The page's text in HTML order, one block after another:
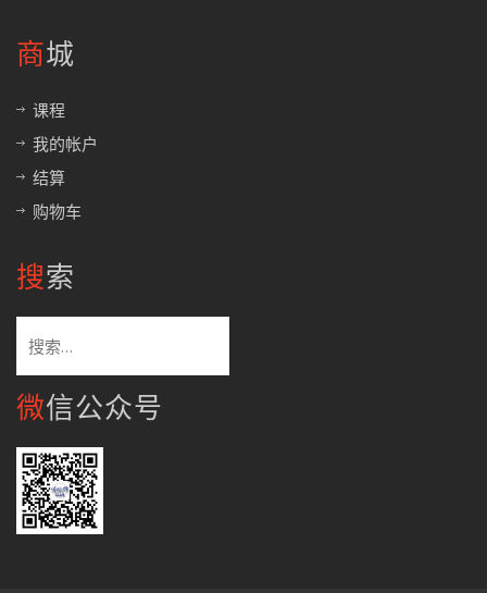
商城
课程
我的帐户
结算
购物车
搜索
索：
微信公众号